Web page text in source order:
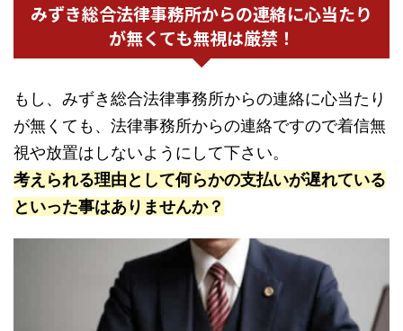
みずき総合法律事務所からの連絡に心当たり
が無くても無視は厳禁！
もし、みずき総合法律事務所からの連絡に心当たり
が無くても、法律事務所からの連絡ですので着信無
視や放置はしないようにして下さい。
考えられる理由として何らかの支払いが遅れている
といった事はありませんか？